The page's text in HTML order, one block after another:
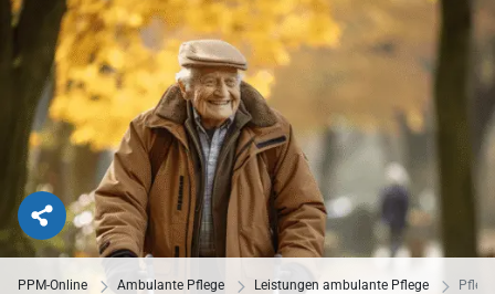
PPM-Online Ambulante Pflege Leistungen ambulante Pflege